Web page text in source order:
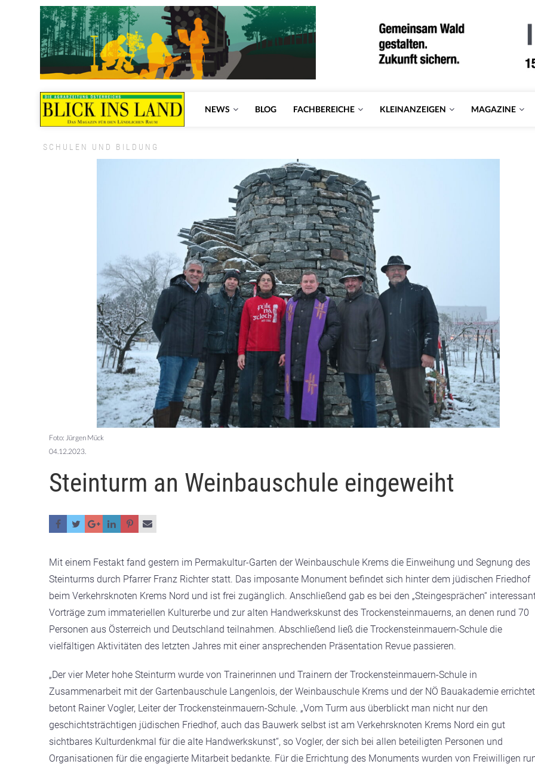
NEWS BLOG FACHBEREICHE KLEINANZEIGEN MAGAZINE
SCHULEN UND BILDUNG
Foto: Jürgen Mück
04.12.2023.
Steinturm an Weinbauschule eingeweiht
Mit einem Festakt fand gestern im Permakultur-Garten der Weinbauschule Krems die Einweihung und Segnung des
Steinturms durch Pfarrer Franz Richter statt. Das imposante Monument befindet sich hinter dem jüdischen Friedhof
beim Verkehrsknoten Krems Nord und ist frei zugänglich. Anschließend gab es bei den „Steingesprächen“
Vorträge zum immateriellen Kulturerbe und zur alten Handwerkskunst des Trockensteinmauerns, an denen rund 70
Personen aus Österreich und Deutschland teilnahmen. Abschließend ließ die Trockensteinmauern-Schule die
vielfältigen Aktivitäten des letzten Jahres mit einer ansprechenden Präsentation Revue passieren.
„Der vier Meter hohe Steinturm wurde von Trainerinnen und Trainern der Trockensteinmauern-Schule in
Zusammenarbeit mit der Gartenbauschule Langenlois, der Weinbauschule Krems und der NÖ Bauakademie
betont Rainer Vogler, Leiter der Trockensteinmauern-Schule. „Vom Turm aus überblickt man nicht nur den
geschichtsträchtigen jüdischen Friedhof, auch das Bauwerk selbst ist am Verkehrsknoten Krems Nord ein gut
sichtbares Kulturdenkmal für die alte Handwerkskunst“, so Vogler, der sich bei allen beteiligten Personen und
Organisationen für die engagierte Mitarbeit bedankte. Für die Errichtung des Monuments wurden von Freiwilligen